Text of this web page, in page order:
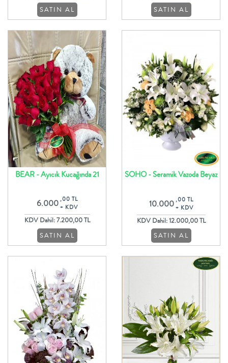
SATIN AL
SATIN AL
BEAR - Ayıcık Kucağında 21
6.000 ,00 TL
+ KDV
KDV Dahil: 7.200,00 TL
SATIN AL
SOHO - Seramik Vazoda Beyaz
10.000 ,00 TL
+ KDV
KDV Dahil: 12.000,00 TL
SATIN AL